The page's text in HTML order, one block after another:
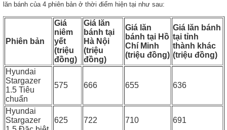
lăn bánh của 4 phiên bản ở thời điểm hiện tại như sau:
Phiên bản
Giá
niêm
yết
(triệu
đồng)
Giá lăn
bánh tại
Hà Nội
(triệu
đồng)
Giá lăn
bánh tại Hồ
Chí Minh
(triệu đồng)
Giá lăn bánh
tại tỉnh
thành khác
(triệu đồng)
Hyundai
Stargazer
1.5 Tiêu
chuẩn
575 666 655 636
Hyundai
Stargazer
625 722 710 691